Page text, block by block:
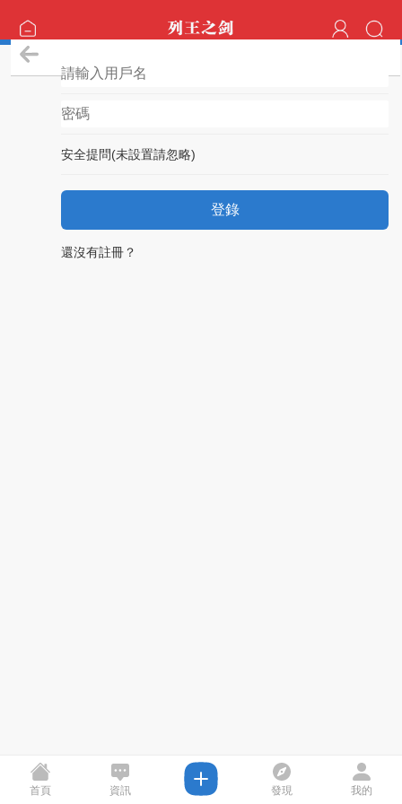
安全提問(未設置請忽略)
登錄
還沒有註冊？
首頁 資訊 發現 我的